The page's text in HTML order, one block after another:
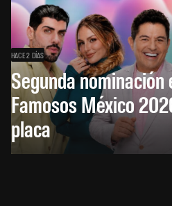
HACE 2 DÍAS
Segunda nominación
Famosos México
placa